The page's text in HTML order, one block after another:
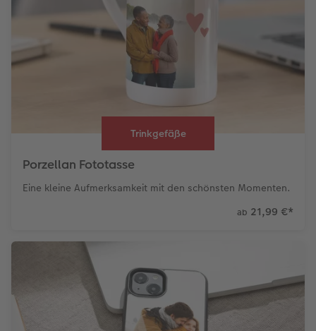
Trinkgefäße
Porzellan Fototasse
Eine kleine Aufmerksamkeit mit den schönsten Momenten.
ab 21,99 €*